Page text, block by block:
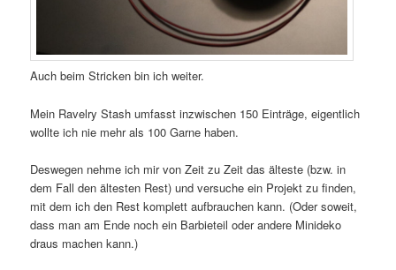
Auch beim Stricken bin ich weiter.
Mein Ravelry Stash umfasst inzwischen 150 Einträge, eigentlich
wollte ich nie mehr als 100 Garne haben.
Deswegen nehme ich mir von Zeit zu Zeit das älteste (bzw. in
dem Fall den ältesten Rest) und versuche ein Projekt zu finden,
mit dem ich den Rest komplett aufbrauchen kann. (Oder soweit,
dass man am Ende noch ein Barbieteil oder andere Minideko
draus machen kann.)